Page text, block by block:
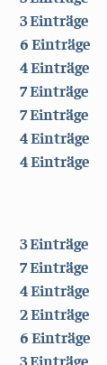
3 Einträge
6 Einträge
4 Einträge
7 Einträge
7 Einträge
4 Einträge
4 Einträge
3 Einträge
7 Einträge
4 Einträge
2 Einträge
6 Einträge
3 Einträge